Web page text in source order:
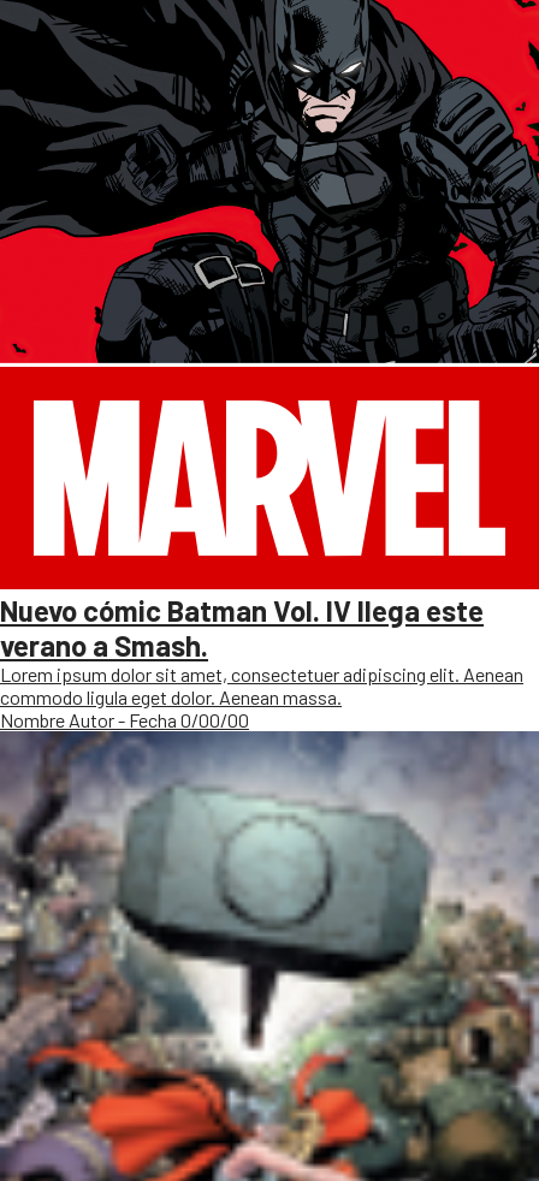
Nuevo cómic Batman Vol. IV llega este
verano a Smash.
Lorem ipsum dolor sit amet, consectetuer adipiscing elit. Aenean
commodo ligula eget dolor. Aenean massa.
Nombre Autor - Fecha 0/00/00